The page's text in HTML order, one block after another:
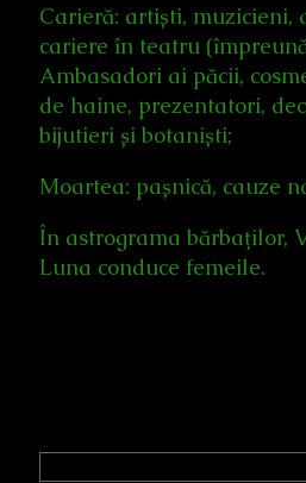
Carieră: artiști, muzicieni,
cariere în teatru
Ambasadori ai păcii,
de haine, prezentatori,
bijutieri și botaniști;
Moartea: pașnică, cauze
În astrograma bărbaților,
Luna conduce femeile.
Primary